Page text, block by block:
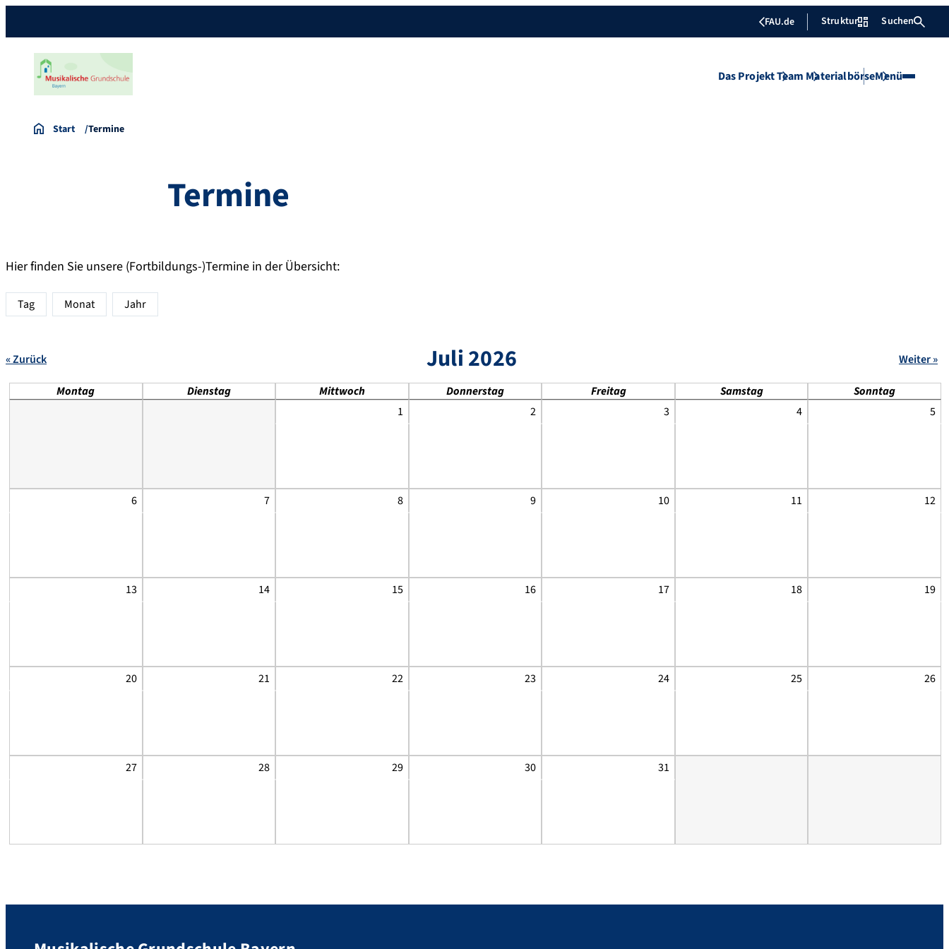
FAU.de Struktur Suchen
Das ProjektTeam MaterialbörseMenü
Start Termine
Termine
Hier finden Sie unsere (Fortbildungs-)Termine in der Übersicht:
Tag Monat Jahr
Juli 2026
« Zurück Weiter »
Montag Dienstag Mittwoch Donnerstag Freitag Samstag
Sonntag
1
2 3 4 5
6 7 8 9 10 11 12
13 14 15 16 17 18 19
20 21 22 23 24 25 26
27 28 29 30 31